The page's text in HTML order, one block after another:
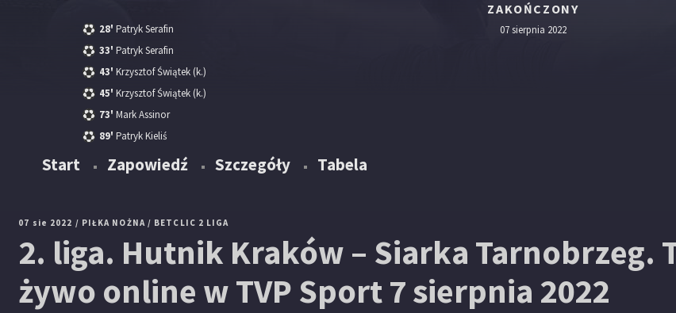
28' Patryk Serafin
33' Patryk Serafin
43' Krzysztof Świątek (k.)
45' Krzysztof Świątek (k.)
73' Mark Assinor
89' Patryk Kieliś
ZAKOŃCZONY
07 sierpnia 2022
Start Zapowiedź Szczegóły Tabela
07 sie 2022 / PIŁKA NOŻNA/ BETCLIC 2 LIGA
2. liga. Hutnik Kraków – Siarka Tarnobrzeg.
żywo online w TVP Sport 7 sierpnia 2022